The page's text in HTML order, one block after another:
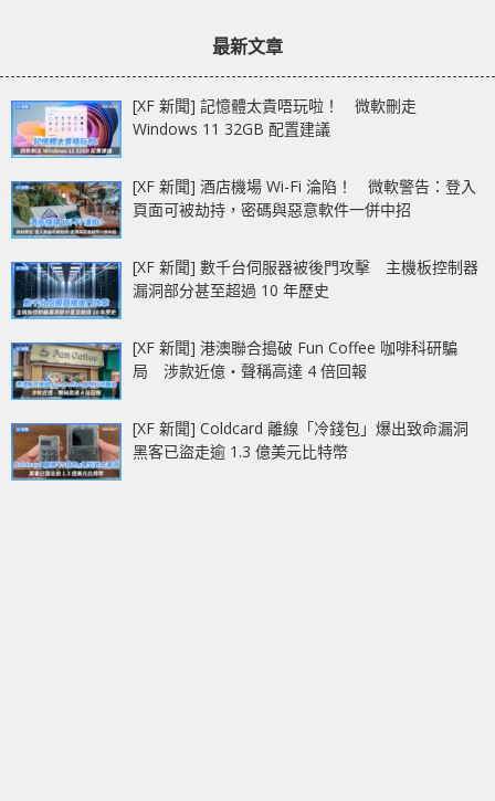
最新文章
[XF 新聞] 記憶體太貴唔玩啦！ 微軟刪走
Windows 11 32GB 配置建議
[XF 新聞] 酒店機場 Wi-Fi 淪陷！ 微軟警告：登入
頁面可被劫持，密碼與惡意軟件一併中招
[XF 新聞] 數千台伺服器被後門攻擊 主機板控制器
漏洞部分甚至超過 10 年歷史
[XF 新聞] 港澳聯合搗破 Fun Coffee 咖啡科研騙
局 涉款近億‧聲稱高達 4 倍回報
[XF 新聞] Coldcard 離線「冷錢包」爆出致命漏洞
黑客已盜走逾 1.3 億美元比特幣